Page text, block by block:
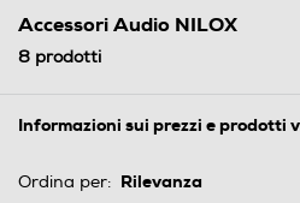
Accessori Audio NILOX
8 prodotti
Informazioni sui prezzi e prodotti
Ordina per: